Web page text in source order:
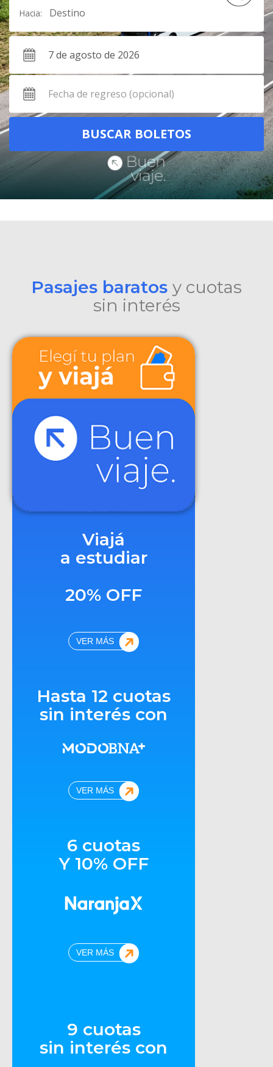
Pasajes baratos y cuotas
sin interés
Viajá
a estudiar
20% OFF
VER MÁS
Hasta 12 cuotas
sin interés con
VER MÁS
6 cuotas
Y 10% OFF
VER MÁS
9 cuotas
sin interés con